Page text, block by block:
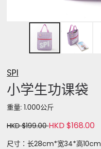
SPI
小学生功课袋
重量: 1.000公斤
HKD $199.00HKD $168.00
尺寸：长28cm*宽34*高10cm